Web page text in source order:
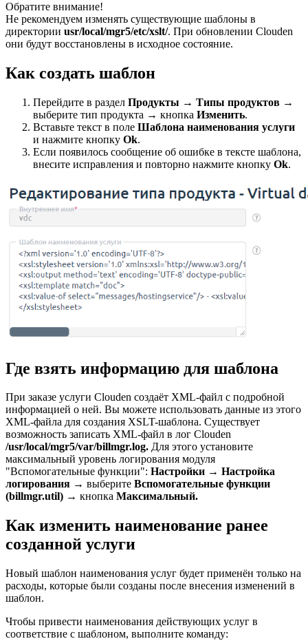
Обратите внимание!
Не рекомендуем изменять существующие шаблоны в
директории usr/local/mgr5/etc/xslt/. При обновлении Clouden
они будут восстановлены в исходное состояние.
Как создать шаблон
Перейдите в раздел Продукты → Типы продуктов →
выберите тип продукта → кнопка Изменить.
Вставьте текст в поле Шаблона наименования услуги
и нажмите кнопку Ok.
Если появилось сообщение об ошибке в тексте шаблона,
внесите исправления и повторно нажмите кнопку Ok.
Где взять информацию для шаблона
При заказе услуги Clouden создаёт XML-файл с подробной
информацией о ней. Вы можете использовать данные из этого
XML-файла для создания XSLT-шаблона. Существует
возможность записать XML-файл в лог Clouden
/usr/local/mgr5/var/billmgr.log. Для этого установите
максимальный уровень логирования модуля
"Вспомогательные функции": Настройки → Настройка
логирования → выберите Вспомогательные функции
(billmgr.util) → кнопка Максимальный.
Как изменить наименование ранее
созданной услуги
Новый шаблон наименования услуг будет применён только на
расходы, которые были созданы после внесения изменений в
шаблон.
Чтобы привести наименования действующих услуг в
соответствие с шаблоном, выполните команду: